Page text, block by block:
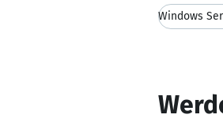
Windows